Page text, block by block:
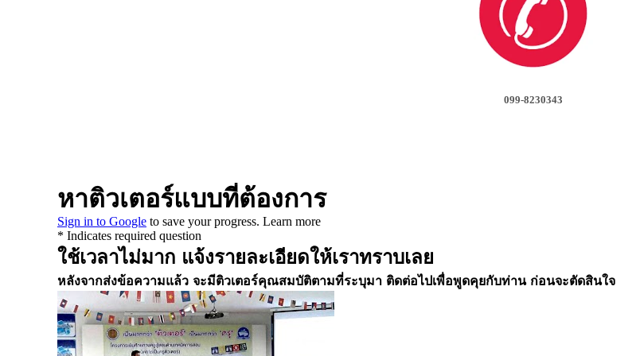
099-8230343